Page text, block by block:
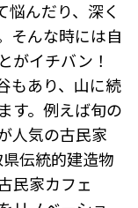
悩んだり、深く
そんな時には自
がイチバン！
もあり、山に続
す。例えば旬の
人気の古民家
伝統的建造物
民家カフェ